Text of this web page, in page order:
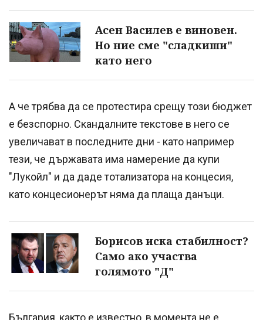
Асен Василев е виновен.
Но ние сме "сладкиши"
като него
А че трябва да се протестира срещу този бюджет
е безспорно. Скандалните текстове в него се
увеличават в последните дни - като например
тези, че държавата има намерение да купи
"Лукойл" и да даде тотализатора на концесия,
като концесионерът няма да плаща данъци.
Борисов иска стабилност?
Само ако участва
голямото "Д"
България, както е известно, в момента не е